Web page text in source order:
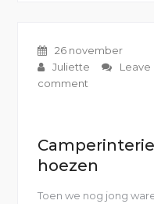
26 november
Juliette
Leave
comment
hoezen
Toen we nog jong